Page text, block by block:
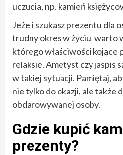
uczucia, np. kamień
Jeżeli szukasz prezentu dla
trudny okres w życiu, warto
którego właściwości kojące
relaksie. Ametyst czy jaspis
w takiej sytuacji. Pamiętaj,
nie tylko do okazji, ale także
obdarowywanej osoby.
Gdzie kupić
prezenty?